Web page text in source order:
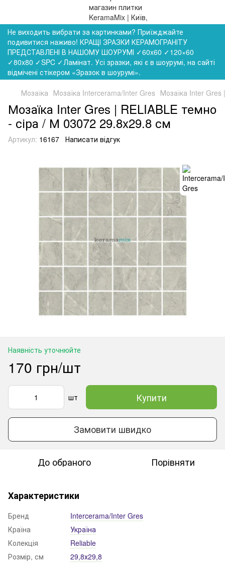
Не виходить вибрати за картинками? Приїжджайте
подивитися наживо! КРАЩІ ЗРАЗКИ КЕРАМОГРАНІТУ
ПРЕДСТАВЛЕНІ В НАШОМУ ШОУРУМІ ✓60x60 ✓120×60
✓80x80 ✓SPC ✓Ламінат. Усі зразки, які є в шоурумі, на сайті
відмічені стікером «Зразок в шоурумі».
Мозаїка Мозаїка Intercerama/Inter Gres Мозаїка Inter
Мозаїка Inter Gres | RELIABLE темно
- сіра / М 03072 29.8x29.8 см
Артикул: 16167 Написати відгук
Наявність уточнюйте
170 грн/шт
шт Купити
Замовити швидко
До обраного Порівняти
Характеристики
Бренд
Intercerama/Inter Gres
Країна
Україна
Колекція
Reliable
Розмір, см
29,8х29,8